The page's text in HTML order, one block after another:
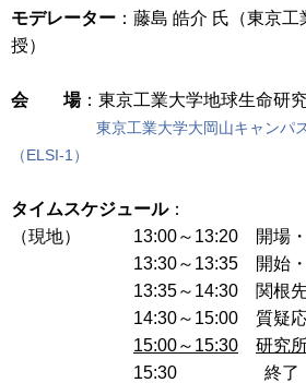
モデレーター ：藤島 皓介 氏（東京
授）
会 場：東京工業大学地球生命研
東京工業大学大岡山キャンパ
（ELSI-1）
タイムスケジュール：
（現地） 13:00～13:20 開場・
13:30～13:35 開始・主
13:35～14:30 関根先生
14:30～15:00 質疑応
15:00～15:30
研究
15:30 終了